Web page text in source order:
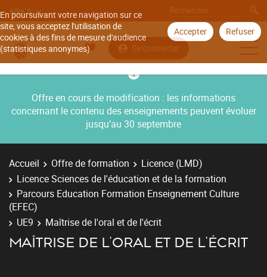
En poursuivant votre navigation sur ce
site, vous acceptez l'utilisation de
cookies à des fins de mesure d'audience
(statistiques anonymes).
Accepter Refuser
Aller à
Se connecter
Offre en cours de modification : les informations
concernant le contenu des enseignements peuvent évoluer
jusqu’au 30 septembre
Accueil Offre de formation
Licence (LMD)
Licence Sciences de l'éducation et de la formation
Parcours Education Formation Enseignement Culture
(EFEC)
UE9
Maîtrise de l'oral et de l'écrit
MAÎTRISE DE L'ORAL ET DE L'ÉCRIT